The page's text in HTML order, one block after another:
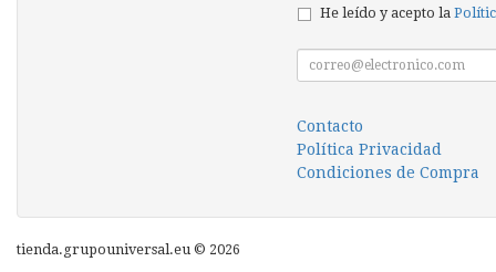
He leído y acepto la
Contacto
Política Privacidad
Condiciones de Compra
tienda.grupouniversal.eu © 2026